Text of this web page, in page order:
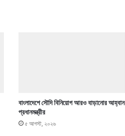
বাংলাদেশে সৌদি বিনিয়োগ আরও বাড়ানোর আহ্বান
প্রধানমন্ত্রীর
৫ আগস্ট, ২০২৬